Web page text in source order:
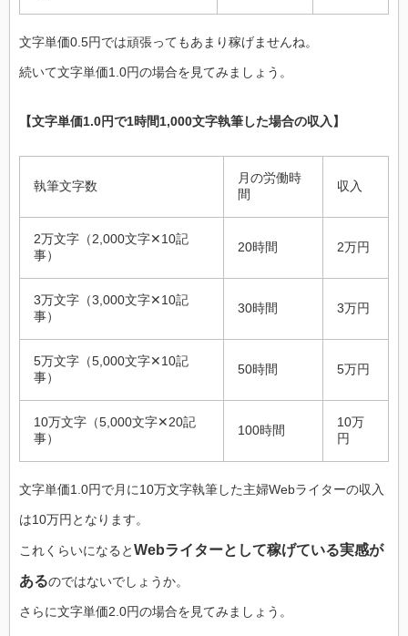
文字単価0.5円では頑張ってもあまり稼げませんね。
続いて文字単価1.0円の場合を見てみましょう。
【文字単価1.0円で1時間1,000文字執筆した場合の収入】
執筆文字数
月の労働時
間
収入
2万文字（2,000文字✕10記
事）
20時間 2万円
3万文字（3,000文字✕10記
事）
30時間 3万円
5万文字（5,000文字✕10記
事）
50時間 5万円
10万文字（5,000文字✕20記
事）
100時間
10万
円
文字単価1.0円で月に10万文字執筆した主婦Webライターの収入
は10万円となります。
これくらいになるとWebライターとして稼げている実感が
あるのではないでしょうか。
さらに文字単価2.0円の場合を見てみましょう。